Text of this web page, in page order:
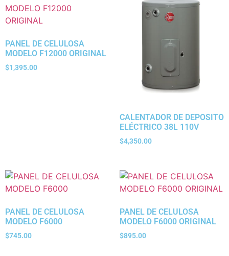
PANEL DE CELULOSA
MODELO F12000 ORIGINAL
$1,395.00
CALENTADOR DE DEPOSITO
ELÉCTRICO 38L 110V
$4,350.00
PANEL DE CELULOSA
MODELO F6000
$745.00
PANEL DE CELULOSA
MODELO F6000 ORIGINAL
$895.00